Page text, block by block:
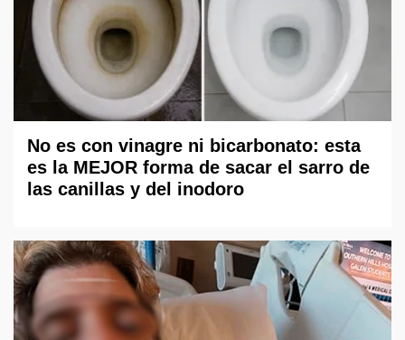
No es con vinagre ni bicarbonato: esta
es la MEJOR forma de sacar el sarro de
las canillas y del inodoro